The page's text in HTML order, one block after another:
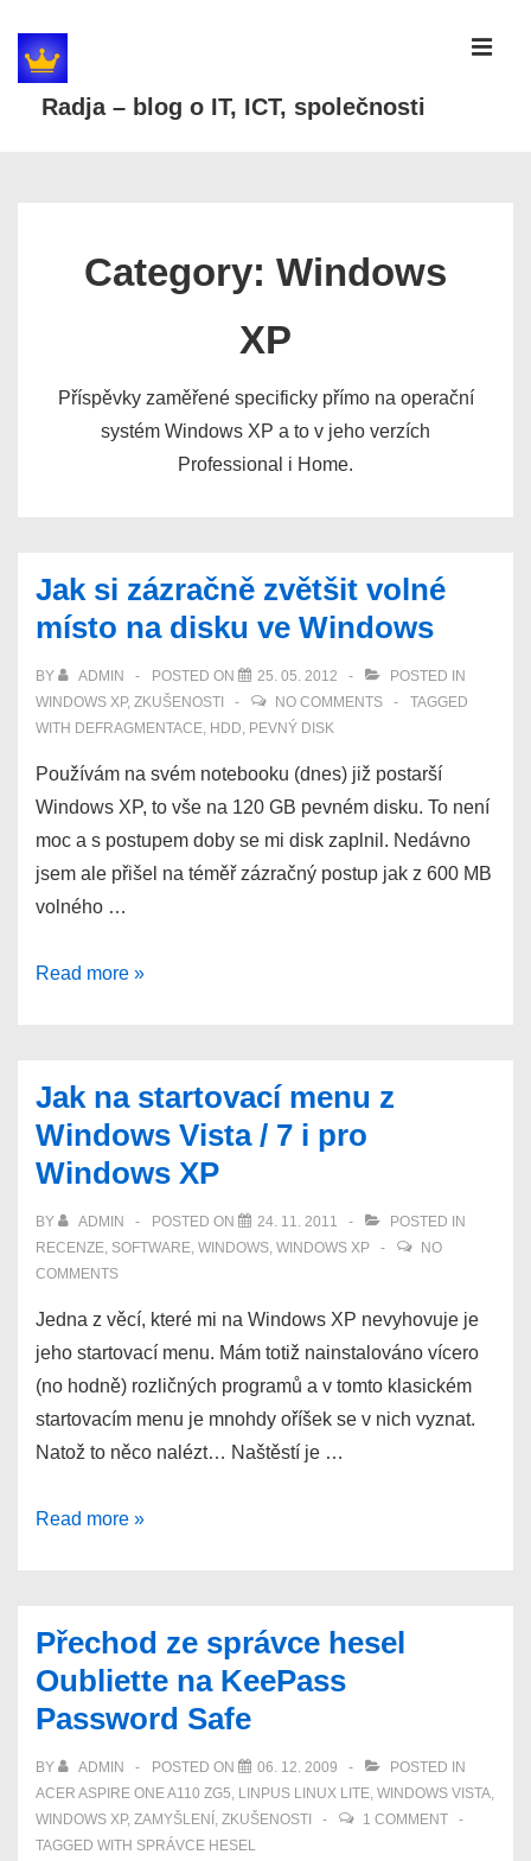
Skip
Radja – blog o IT, ICT, společnosti
Category: Windows
XP
Příspěvky zaměřené specificky přímo na operační
systém Windows XP a to v jeho verzích
Professional i Home.
Jak si zázračně zvětšit volné
místo na disku ve Windows
BY ADMIN POSTED ON 25. 05. 2012
POSTED IN
WINDOWS XP, ZKUŠENOSTI NO COMMENTS
TAGGED
WITH DEFRAGMENTACE, HDD, PEVNÝ DISK
Používám na svém notebooku (dnes) již postarší
Windows XP, to vše na 120 GB pevném disku. To není
moc a s postupem doby se mi disk zaplnil. Nedávno
jsem ale přišel na téměř zázračný postup jak z 600 MB
volného …
Jak
volné
místo
na
ve
Windows
Read more »
Jak na startovací menu z
Windows Vista / 7 i pro
Windows XP
BY ADMIN POSTED ON 24. 11. 2011
POSTED IN
RECENZE, SOFTWARE, WINDOWS, WINDOWS XP
NO
COMMENTS
Jedna z věcí, které mi na Windows XP nevyhovuje je
jeho startovací menu. Mám totiž nainstalováno vícero
(no hodně) rozličných programů a v tomto klasickém
startovacím menu je mnohdy oříšek se v nich vyznat.
Natož to něco nalézt… Naštěstí je …
Jak
z
Windows
Vista
7
i
pro
Read more »
Přechod ze správce hesel
Oubliette na KeePass
Password Safe
BY ADMIN POSTED ON 06. 12. 2009
POSTED IN
ACER ASPIRE ONE A110 ZG5, LINPUS LINUX LITE, WINDOWS VISTA,
WINDOWS XP, ZAMYŠLENÍ , ZKUŠENOSTI
1 COMMENT
TAGGED WITH SPRÁVCE HESEL